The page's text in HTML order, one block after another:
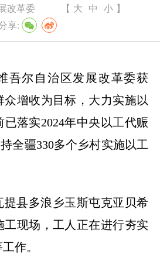
改革委 【 大 中 小 】
享:
吾尔自治区发展改革委获
增收为目标，大力实施以
落实2024年中央以工代赈
全疆330多个乡村实施以工
提县多浪乡玉斯屯克亚贝希
工现场，工人正在进行夯实
作。